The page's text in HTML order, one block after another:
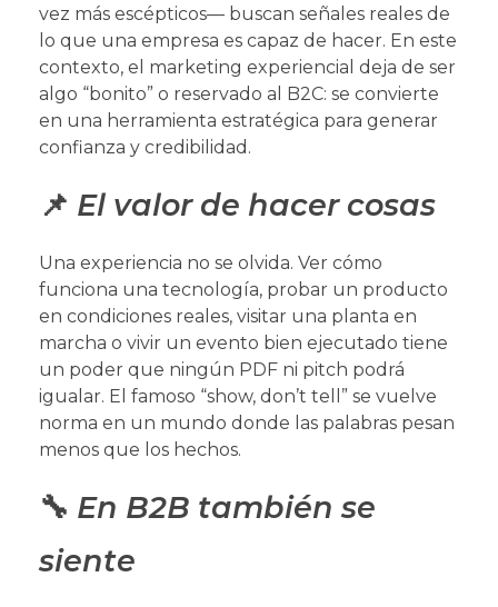
vez más escépticos— buscan señales reales de
lo que una empresa es capaz de hacer. En este
contexto, el marketing experiencial deja de ser
algo “bonito” o reservado al B2C: se convierte
en una herramienta estratégica para generar
confianza y credibilidad.
📌 El valor de hacer cosas
Una experiencia no se olvida. Ver cómo
funciona una tecnología, probar un producto
en condiciones reales, visitar una planta en
marcha o vivir un evento bien ejecutado tiene
un poder que ningún PDF ni pitch podrá
igualar. El famoso “show, don’t tell” se vuelve
norma en un mundo donde las palabras pesan
menos que los hechos.
🔧 En B2B también se
siente